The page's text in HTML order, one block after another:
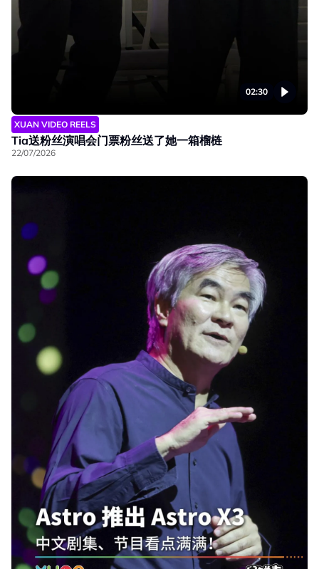
02:30
XUAN VIDEO REELS
Tia送粉丝演唱会门票粉丝送了她一箱榴梿
22/07/2026